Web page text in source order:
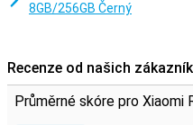
8GB/256GB Černý
Recenze od našich
Průměrné skóre pro Xiaomi